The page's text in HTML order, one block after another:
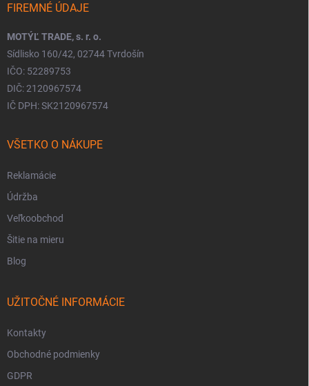
FIREMNÉ ÚDAJE
MOTÝĽ TRADE, s. r. o.
Sídlisko 160/42, 02744 Tvrdošín
IČO: 52289753
DIČ: 2120967574
IČ DPH: SK2120967574
VŠETKO O NÁKUPE
Reklamácie
Údržba
Veľkoobchod
Šitie na mieru
Blog
UŽITOČNÉ INFORMÁCIE
Kontakty
Obchodné podmienky
GDPR